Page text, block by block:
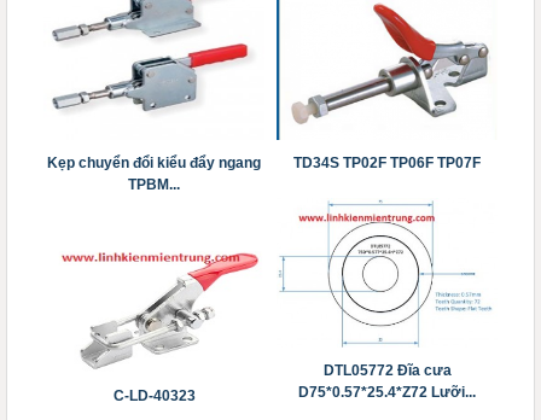
Kẹp chuyển đổi kiểu đẩy ngang
TPBM...
TD34S TP02F TP06F TP07F
C-LD-40323
DTL05772 Đĩa cưa
D75*0.57*25.4*Z72 Lưỡi...